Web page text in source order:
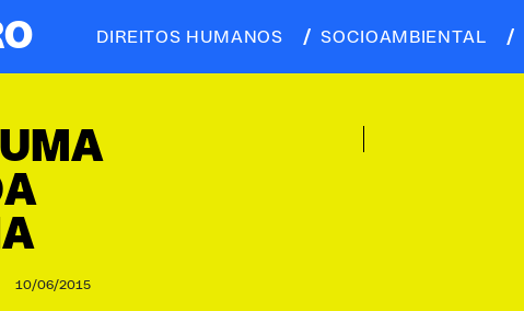
DIREITOS HUMANOS SOCIOAMBIENTAL
10/06/2015